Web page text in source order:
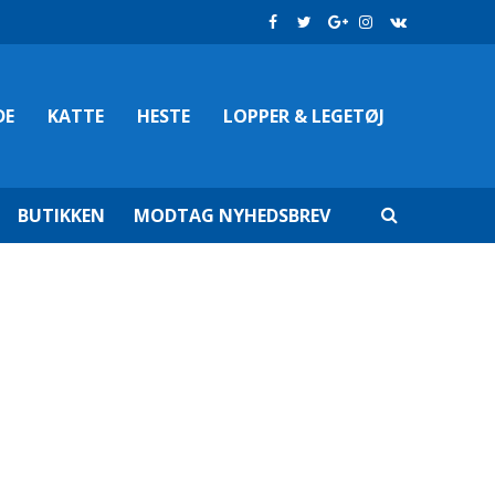
KATTE HESTE LOPPER & LEGETØJ
BUTIKKEN MODTAG NYHEDSBREV